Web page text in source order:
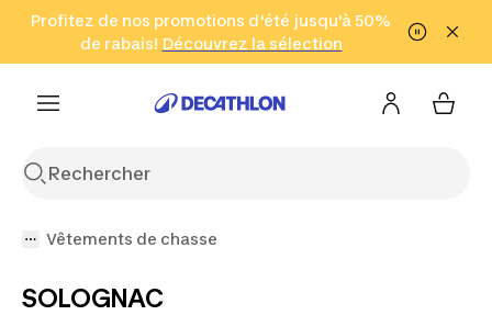
Aller à la recherche Aller au contenu Aller au pied de
Profitez de nos promotions d'été jusqu'à 50%
de rabais! Découvrez la sélection
Cliquez ici
en seulement 2 h!
(Zones sélectionnées)
Vêtements de chasse
SOLOGNAC
Pantalon cargo de chasse résistant homme, Steppe